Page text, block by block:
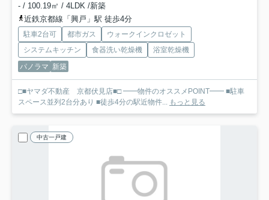
- / 100.19㎡ / 4LDK /新築
近鉄京都線「興戸」駅 徒歩4分
駐車2台可 都市ガス
ウォークインクロゼット
システムキッチン
食器洗い乾燥機
浴室乾燥機
パノラマ 新築
□■ヤマダ不動産 京都伏見店■□ ━━物件のオススメPOINT━━ ■駐車
スペース並列2台分あり ■徒歩4分の駅近物件... もっと見る
中古一戸建